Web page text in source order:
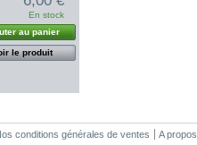
En stock
au panier
le produit
conditions générales de ventes A propos